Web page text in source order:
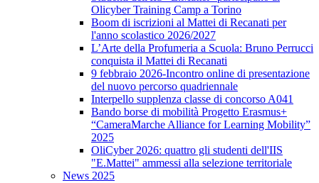
Olicyber Training Camp a Torino
Boom di iscrizioni al Mattei di Recanati per
l'anno scolastico 2026/2027
L’Arte della Profumeria a Scuola: Bruno Perrucci
conquista il Mattei di Recanati
9 febbraio 2026-Incontro online di presentazione
del nuovo percorso quadriennale
Interpello supplenza classe di concorso A041
Bando borse di mobilità Progetto Erasmus+
“CameraMarche Alliance for Learning Mobility”
2025
OliCyber 2026: quattro gli studenti dell'IIS
"E.Mattei" ammessi alla selezione territoriale
News 2025